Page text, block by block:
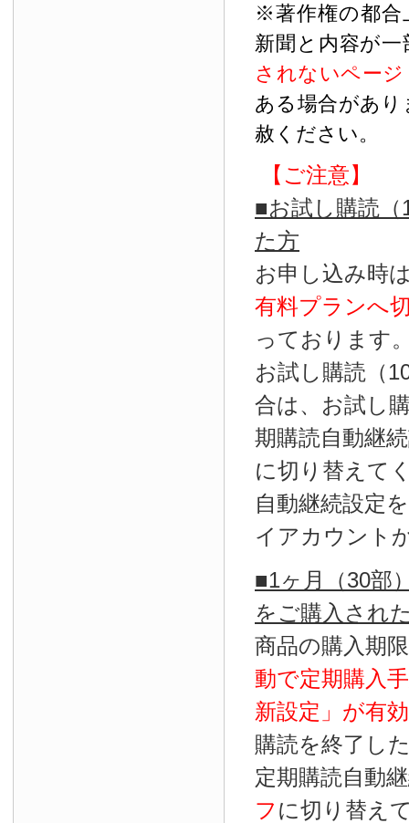
※著作権の都合
新聞と内容が
されないペー
ある場合があ
赦ください。
【ご注意】
■お試し購読
た方
お申し込み時
有料プランへ
っております
お試し購読（
合は、お試し
期購読自動継
に切り替えて
自動継続設定
イアカウント
■1ヶ月（30部
をご購入され
商品の購入期
動で定期購入
新設定」が有効
購読を終了し
定期購読自動
フ に切り替え